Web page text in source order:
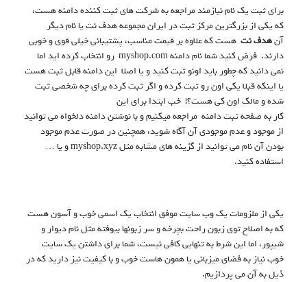
برای ثبت یک نام نیازمند مراجعه به شرکت های ثبت کننده دامنه هست،
که یکی از بزرگترین مرکز ثبت در ایران مجموعه هدف نت یا نام دیگر
آنهدف نت هست که علاوه بر قیمت مناسب، پشتیبانی خیلی قوی و خوبی
دارند. فرض کنید شما نام دامنه myshop.com رو انتخاب کرده اید اما
نمی دانید که چطور باید اونو ثبت کنید و یا اصلا این دامنه قابل ثبت هست
یا اینکه قبلا یکی اون رو ثبت کرده و اگر ثبت کرده برای چه شخصی ثبت
شده و مالک اون کی هست؟! خب ابتدا برای این
کار به صفحه ثبت دامنه مراجعه میکنیم و با نوشتن دامنه دلخواه می توانید
از موجود و عدم موجودی آن آگاه شوید، همچنین در صورت عدم موجود
بودن آن نام می توانید از گزینه های مشابه مثل myshop.xyz و یا …
استفاده کنید.
یکی از ملزومات یک وب سایت موفق انتخاب یک اسمی خوب و آسون هست
که به اصلاح توی زبون راحت بچرخه و سر زبونها بیوفته مثل نام دیوار و
شیپور، اما این شرط به تنهایی کافی نیست، شما برای داشتن یک سایت
خوب نیاز به فضای میزبانی یا همون هاست خوب و با کیفیت نیز دارید که در
ذیل به آن می پردازیم.